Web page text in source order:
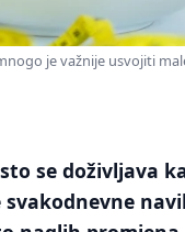
je važnije usvojiti
se doživljava